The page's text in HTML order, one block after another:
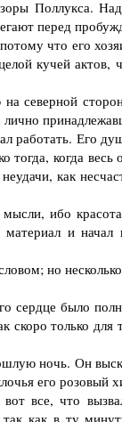
Поллукса.
перед
что его
кучей актов,
северной
лично
работать. Его
когда
как
ибо
материал и
но
сердце было
только для
ночь. Он
его розовый
все, что